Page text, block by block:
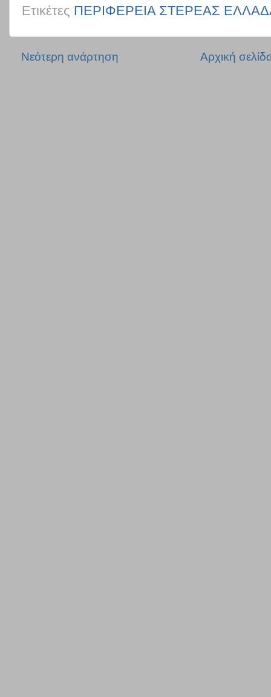
Ετικέτες ΠΕΡΙΦΕΡΕΙΑ ΣΤΕΡΕΑΣ
Νεότερη ανάρτηση Αρχική